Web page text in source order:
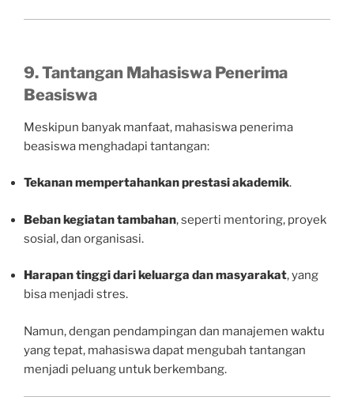
9. Tantangan Mahasiswa Penerima
Beasiswa
Meskipun banyak manfaat, mahasiswa penerima
beasiswa menghadapi tantangan:
Tekanan mempertahankan prestasi akademik.
Beban kegiatan tambahan, seperti mentoring, proyek
sosial, dan organisasi.
Harapan tinggi dari keluarga dan masyarakat, yang
bisa menjadi stres.
Namun, dengan pendampingan dan manajemen waktu
yang tepat, mahasiswa dapat mengubah tantangan
menjadi peluang untuk berkembang.